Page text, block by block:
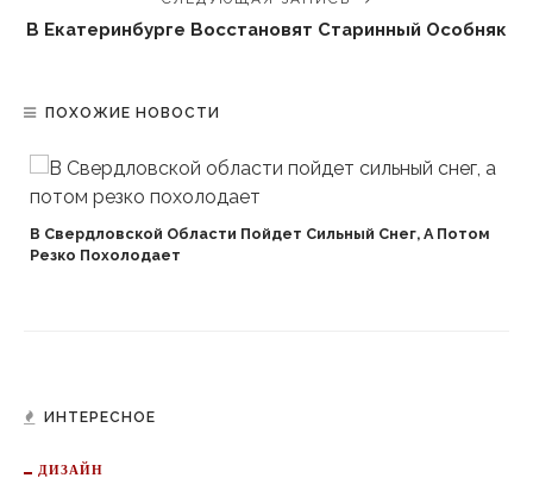
В Екатеринбурге Восстановят Старинный Особняк
ПОХОЖИЕ НОВОСТИ
В Свердловской Области Пойдет Сильный Снег, А Потом
Резко Похолодает
ИНТЕРЕСНОЕ
ДИЗАЙН